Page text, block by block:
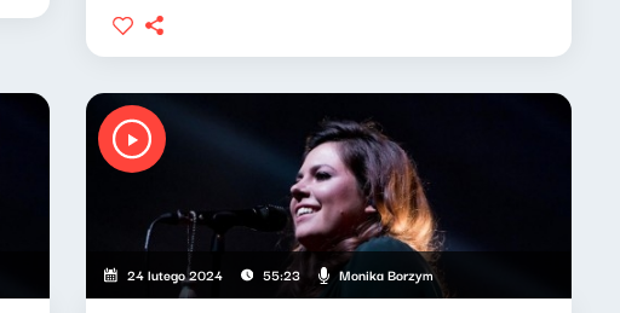
24 lutego 2024 55:23 Monika Borzym